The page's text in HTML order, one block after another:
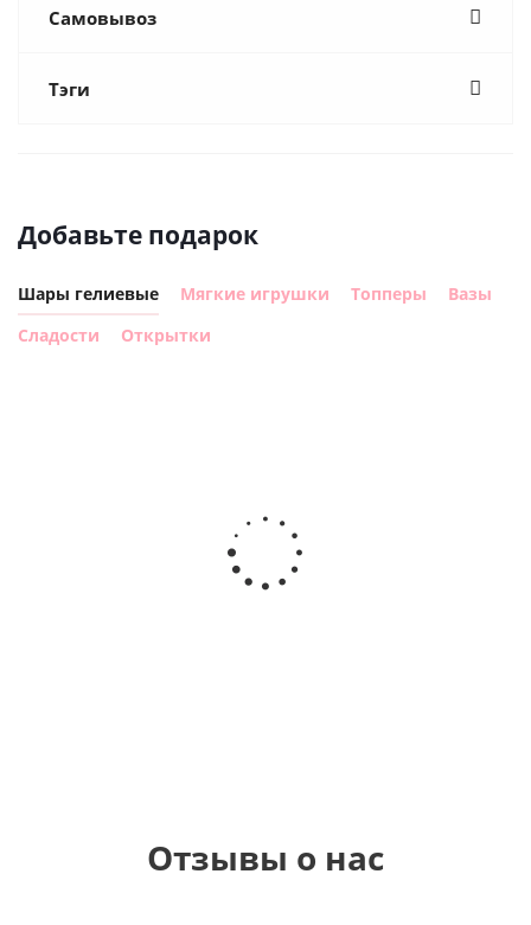
Самовывоз
Тэги
Добавьте подарок
Шары гелиевые Мягкие игрушки Топперы
Вазы
Сладости
Открытки
Шар с
днем
рождения,
с
Отзывы о нас